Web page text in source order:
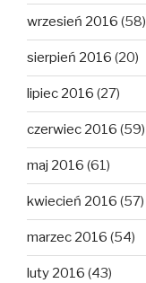
wrzesień 2016 (58)
sierpień 2016 (20)
lipiec 2016 (27)
czerwiec 2016 (59)
maj 2016 (61)
kwiecień 2016 (57)
marzec 2016 (54)
luty 2016 (43)